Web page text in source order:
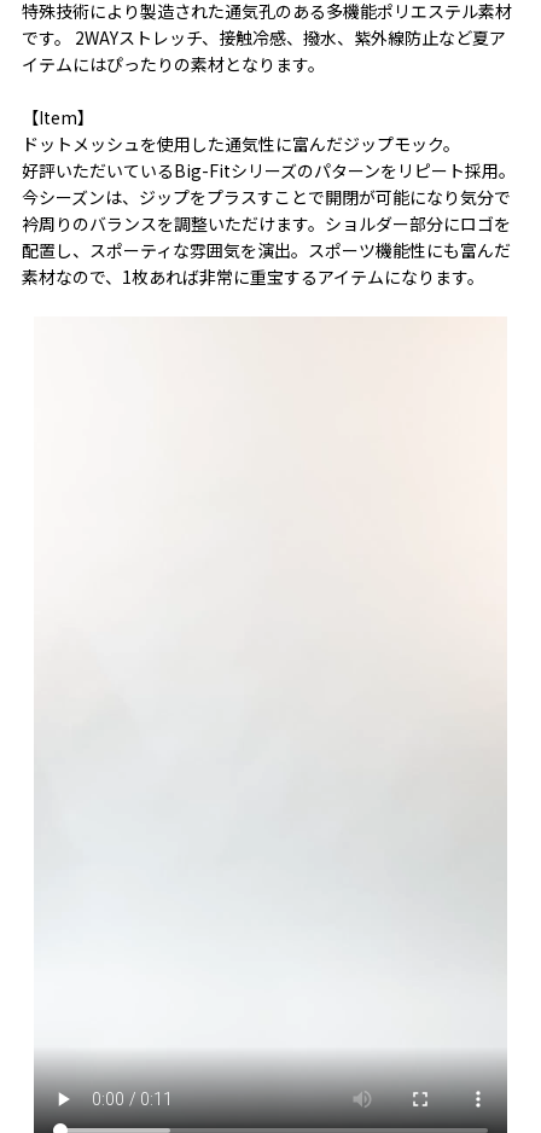
特殊技術により製造された通気孔のある多機能ポリエステル素材
です。 2WAYストレッチ、接触冷感、撥水、紫外線防止など夏ア
イテムにはぴったりの素材となります。
【Item】
ドットメッシュを使用した通気性に富んだジップモック。
好評いただいているBig-Fitシリーズのパターンをリピート採用。
今シーズンは、ジップをプラスすことで開閉が可能になり気分で
衿周りのバランスを調整いただけます。ショルダー部分にロゴを
配置し、スポーティな雰囲気を演出。スポーツ機能性にも富んだ
素材なので、1枚あれば非常に重宝するアイテムになります。